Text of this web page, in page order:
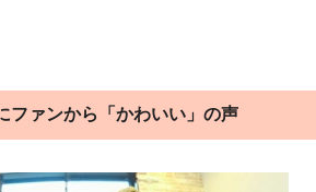
ファンから「かわいい」の声